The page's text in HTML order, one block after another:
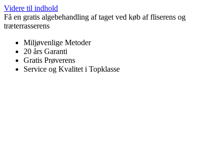
Videre til indhold
Få en gratis algebehandling af taget ved køb af fliserens og
træterrasserens
Miljøvenlige Metoder
20 års Garanti
Gratis Prøverens
Service og Kvalitet i Topklasse